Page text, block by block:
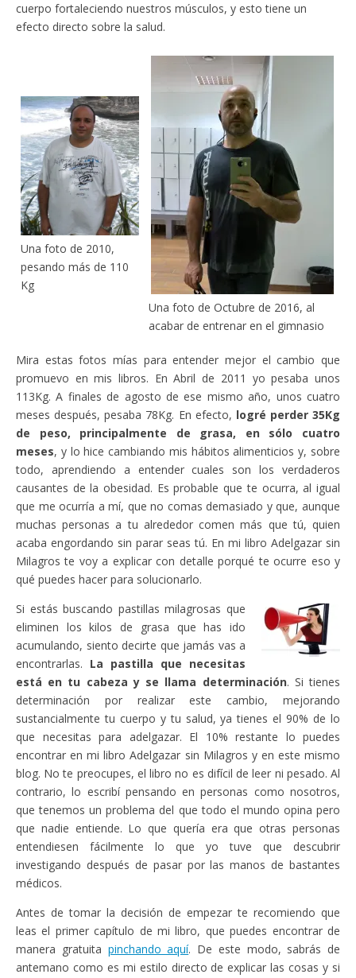
cuerpo fortaleciendo nuestros músculos, y esto tiene un
efecto directo sobre la salud.
Una foto de 2010,
pesando más de 110
Kg
Una foto de Octubre de 2016, al
acabar de entrenar en el gimnasio
Mira estas fotos mías para entender mejor el cambio que
promuevo en mis libros. En Abril de 2011 yo pesaba unos
113Kg. A finales de agosto de ese mismo año, unos cuatro
meses después, pesaba 78Kg. En efecto, logré perder 35Kg
de peso, principalmente de grasa, en sólo cuatro
meses, y lo hice cambiando mis hábitos alimenticios y, sobre
todo, aprendiendo a entender cuales son los verdaderos
causantes de la obesidad. Es probable que te ocurra, al igual
que me ocurría a mí, que no comas demasiado y que, aunque
muchas personas a tu alrededor comen más que tú, quien
acaba engordando sin parar seas tú. En mi libro Adelgazar sin
Milagros te voy a explicar con detalle porqué te ocurre eso y
qué puedes hacer para solucionarlo.
Si estás buscando pastillas milagrosas que
eliminen los kilos de grasa que has ido
acumulando, siento decirte que jamás vas a
encontrarlas. La pastilla que necesitas
está en tu cabeza y se llama determinación. Si tienes
determinación por realizar este cambio, mejorando
sustancialmente tu cuerpo y tu salud, ya tienes el 90% de lo
que necesitas para adelgazar. El 10% restante lo puedes
encontrar en mi libro Adelgazar sin Milagros y en este mismo
blog. No te preocupes, el libro no es difícil de leer ni pesado. Al
contrario, lo escribí pensando en personas como nosotros,
que tenemos un problema del que todo el mundo opina pero
que nadie entiende. Lo que quería era que otras personas
entendiesen fácilmente lo que yo tuve que descubrir
investigando después de pasar por las manos de bastantes
médicos.
Antes de tomar la decisión de empezar te recomiendo que
leas el primer capítulo de mi libro, que puedes encontrar de
manera gratuita pinchando aquí. De este modo, sabrás de
antemano como es mi estilo directo de explicar las cosas y si